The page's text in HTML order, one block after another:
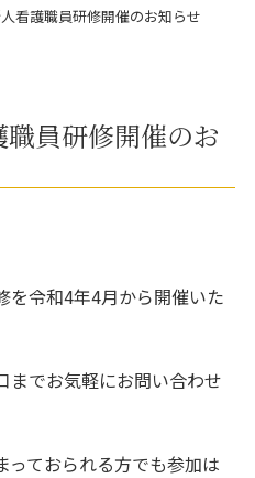
看護職員研修開催のお知らせ
員研修開催のお
を令和4年4月から開催いた
までお気軽にお問い合わせ
ておられる方でも参加は